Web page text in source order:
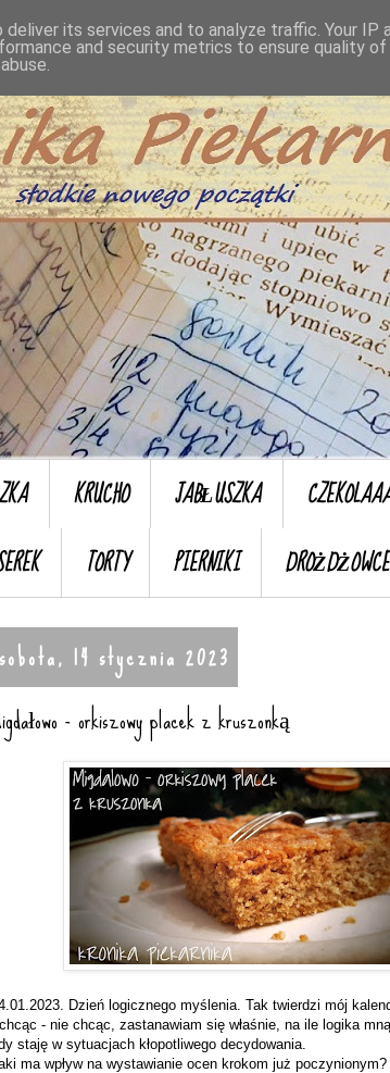
KRUCHO JABŁUSZKA
TORTY PIERNIKI DROŻDŻOWCE
sobota, 14 stycznia 2023
- orkiszowy placek z kruszonką
Dzień logicznego myślenia. Tak twierdzi mój
- nie chcąc, zastanawiam się właśnie, na ile logika
staję w sytuacjach kłopotliwego decydowania.
ma wpływ na wystawianie ocen krokom już poczynionym?
its services and to analyze traffic. Your IP
and security metrics to ensure quality